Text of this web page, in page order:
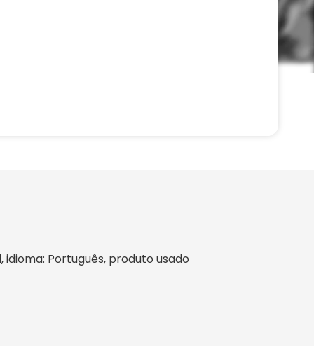
idioma: Português, produto usado